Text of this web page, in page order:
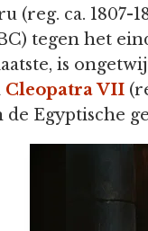
(reg. ca.
BC) tegen het
is
Cleopatra VII
Egyptische